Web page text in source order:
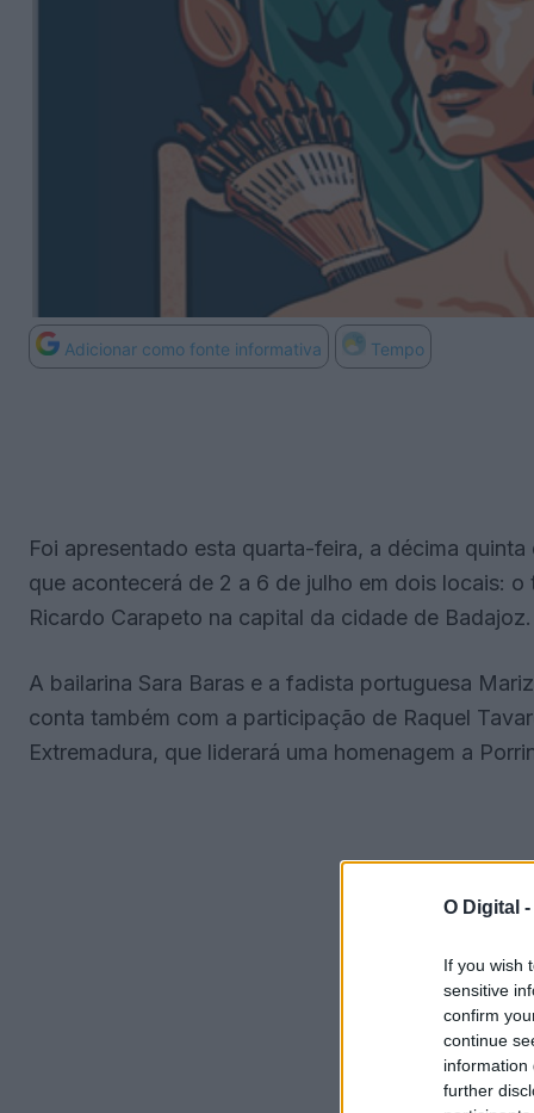
O Digital -
If you wish
sensitive
confirm
continue
information
further
Adicionar como fonte informativa Tempo
Foi apresentado esta quarta-feira, a décima
que acontecerá de 2 a 6 de julho em dois locais:
Ricardo Carapeto na capital da cidade de Badajoz.
A bailarina Sara Baras e a fadista portuguesa
conta também com a participação de Raquel
Extremadura, que liderará uma homenagem a